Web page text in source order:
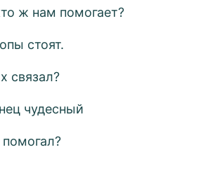
ж нам помогает?
стоят.
связал?
чудесный